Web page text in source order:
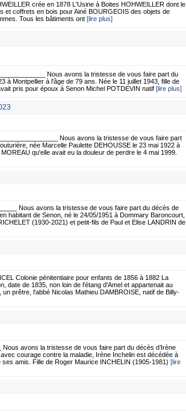
crée en 1878 L'Usine à Boites HOHWEILLER dont le
et coffrets en bois pour Ainé BOURGEOIS des objets de
Tous les bâtiments ont [lire plus]
Nous avons la tristesse de vous faire part du
Montpellier à l'âge de 79 ans. Née le 11 juillet 1943, fille de
pris pour époux à Senon Michel POTDEVIN natif [lire plus]
Nous avons la tristesse de vous faire part
née Marcelle Paulette DEHOUSSE le 23 mai 1922 à
qu'elle avait eu la douleur de perdre le 4 mai 1999.
Nous avons la tristesse de vous faire part du décès de
habitant de Senon, né le 24/05/1951 à Dommary Baroncourt,
(1930-2021) et petit-fils de Paul et Elise LANDRIN de
Colonie pénitentiaire pour enfants de 1856 à 1882 La
date de 1835, non loin de l'étang d'Amel et appartenait au
prêtre, l'abbé Nicolas Mathieu DAMBROISE, natif de Billy-
avons la tristesse de vous faire part du décès d’Irène
courage contre la maladie, Irène Inchelin est décédée à
amis. Fille de Roger Maurice INCHELIN (1905-1981) [lire